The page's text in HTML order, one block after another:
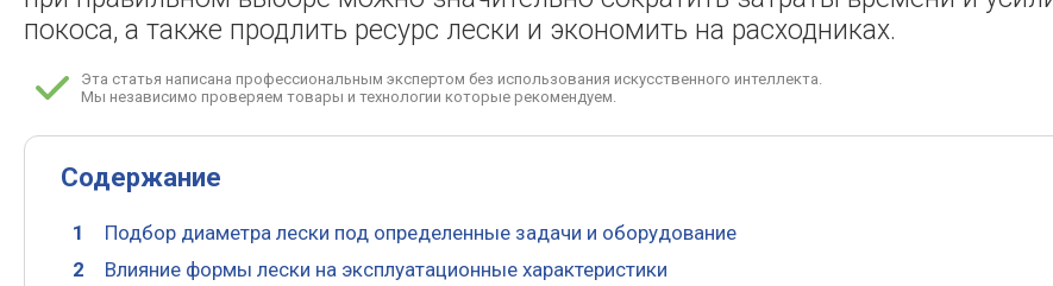
покоса, а также продлить ресурс лески и экономить на расходниках.
Эта статья написана профессиональным экспертом без использования искусственного интеллекта.
Мы независимо проверяем товары и технологии которые рекомендуем.
Содержание
Подбор диаметра лески под определенные задачи и оборудование
Влияние формы лески на эксплуатационные характеристики